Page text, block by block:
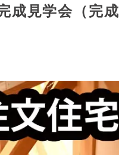
成見学会（完成